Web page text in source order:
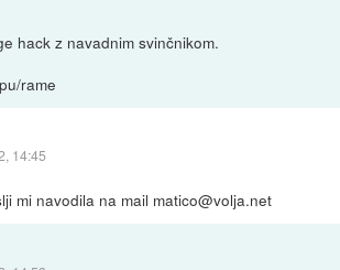
hack z navadnim svinčnikom.
rame
14:45
mi navodila na mail matico@volja.net